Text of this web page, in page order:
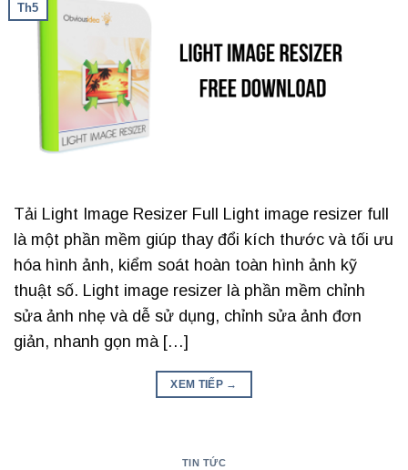
Th5
Tải Light Image Resizer Full Light image resizer full
là một phần mềm giúp thay đổi kích thước và tối ưu
hóa hình ảnh, kiểm soát hoàn toàn hình ảnh kỹ
thuật số. Light image resizer là phần mềm chỉnh
sửa ảnh nhẹ và dễ sử dụng, chỉnh sửa ảnh đơn
giản, nhanh gọn mà […]
XEM TIẾP →
TIN TỨC